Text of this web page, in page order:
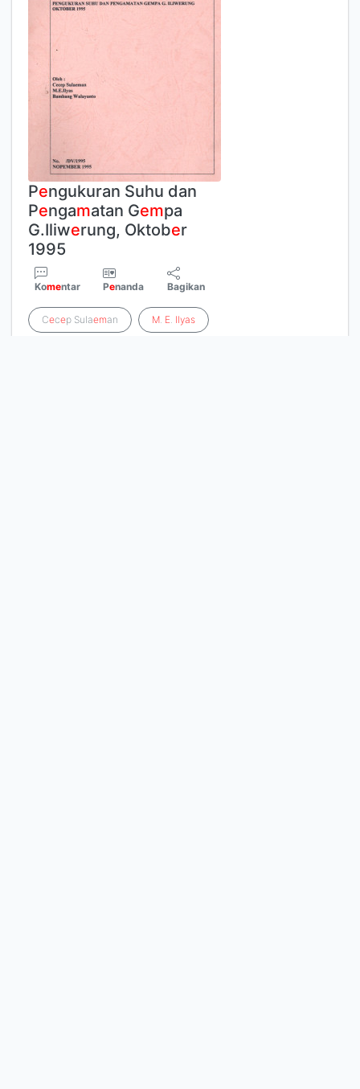
Pengukuran Suhu dan
Pengamatan Gempa
G.Iliwerung, Oktober
1995
Komentar Penanda Bagikan
Cecep Sulaeman M. E. Ilyas